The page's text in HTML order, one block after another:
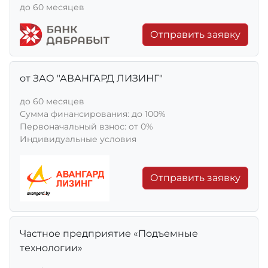
до 60 месяцев
Отправить заявку
от ЗАО "АВАНГАРД ЛИЗИНГ"
до 60 месяцев
Сумма финансирования: до 100%
Первоначальный взнос: от 0%
Индивидуальные условия
Отправить заявку
Частное предприятие «Подъемные
технологии»